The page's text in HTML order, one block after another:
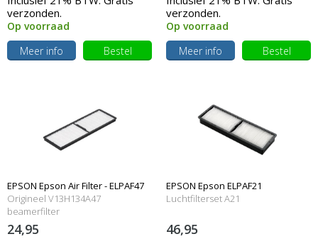
verzonden.
Op voorraad
Meer info
Bestel
verzonden.
Op voorraad
Meer info
Bestel
EPSON Epson Air Filter - ELPAF47
Origineel V13H134A47
beamerfilter
24,95
EPSON Epson ELPAF21
Luchtfilterset A21
46,95